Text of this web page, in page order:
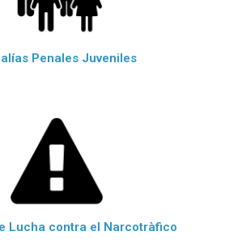
Penales Juveniles
Lucha contra el Narcotràfico